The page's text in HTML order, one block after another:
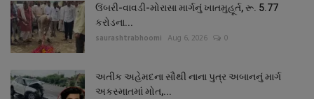
ઉંબરી-વાવડી-મોરાસા માર્ગનું ખાતમુહૂર્ત, રૂ. 5.77
કરોડના...
saurashtrabhoomi Aug 6, 2026 0
અતીક અહેમદના સૌથી નાના પુત્ર અબાનનું માર્ગ
અકસ્માતમાં મોત,...